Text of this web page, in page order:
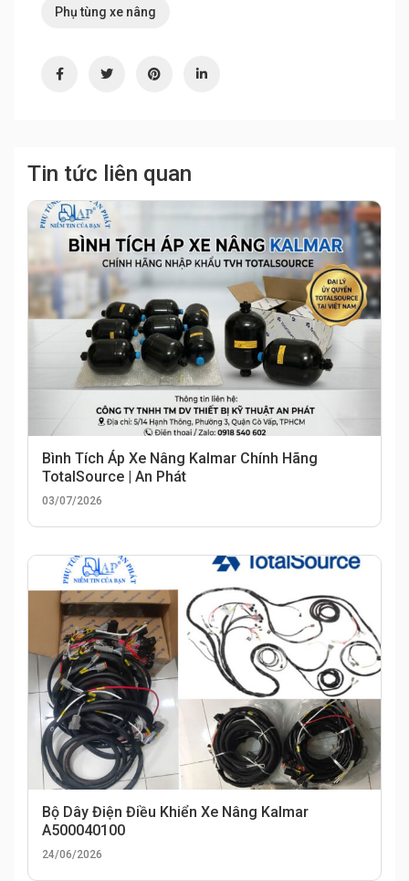
Phụ tùng xe nâng
Tin tức liên quan
Bình Tích Áp Xe Nâng Kalmar Chính Hãng
TotalSource | An Phát
03/07/2026
Bộ Dây Điện Điều Khiển Xe Nâng Kalmar
A500040100
24/06/2026